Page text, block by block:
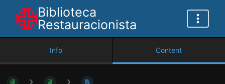
Biblioteca
Restauracionista
Info Content